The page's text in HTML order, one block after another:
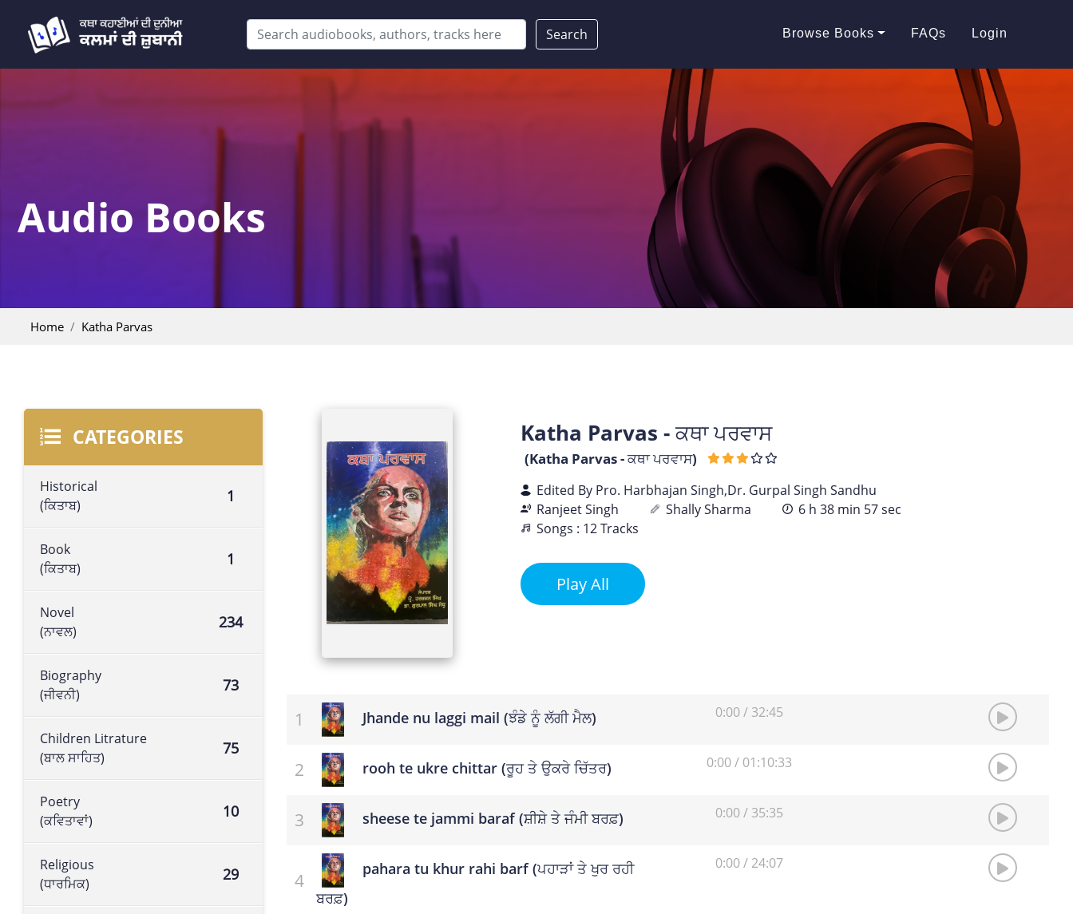
Search Browse Books FAQs Login
Audio Books
Home Katha Parvas
CATEGORIES
Historical
(ਕਿਤਾਬ)
1
Book
(ਕਿਤਾਬ)
1
Novel
(ਨਾਵਲ)
234
Biography
(ਜੀਵਨੀ)
73
Children Litrature
(ਬਾਲ ਸਾਹਿਤ)
75
Poetry
(ਕਵਿਤਾਵਾਂ)
10
Religious
(ਧਾਰਮਿਕ)
29
Katha Parvas - ਕਥਾ ਪਰਵਾਸ
(Katha Parvas - ਕਥਾ ਪਰਵਾਸ)
Edited By Pro. Harbhajan Singh,Dr. Gurpal Singh Sandhu
Ranjeet Singh
Shally Sharma
6 h 38 min 57 sec
Songs : 12 Tracks
Play All
Jhande nu laggi mail (ਝੰਡੇ ਨੂੰ ਲੱਗੀ ਮੈਲ) 0:00/ 32:45
rooh te ukre chittar (ਰੂਹ ਤੇ ਉਕਰੇ ਚਿੱਤਰ) 0:00/ 01:10:33
sheese te jammi baraf (ਸ਼ੀਸ਼ੇ ਤੇ ਜੰਮੀ ਬਰਫ਼) 0:00/ 35:35
pahara tu khur rahi barf (ਪਹਾੜਾਂ ਤੇ ਖੁਰ ਰਹੀ
ਬਰਫ਼)
0:00/ 24:07